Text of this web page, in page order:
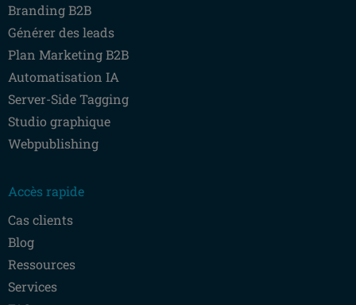
Branding B2B
Générer des leads
Plan Marketing B2B
Automatisation IA
Server-Side Tagging
Studio graphique
Webpublishing
Accès rapide
Cas clients
Blog
Ressources
Services